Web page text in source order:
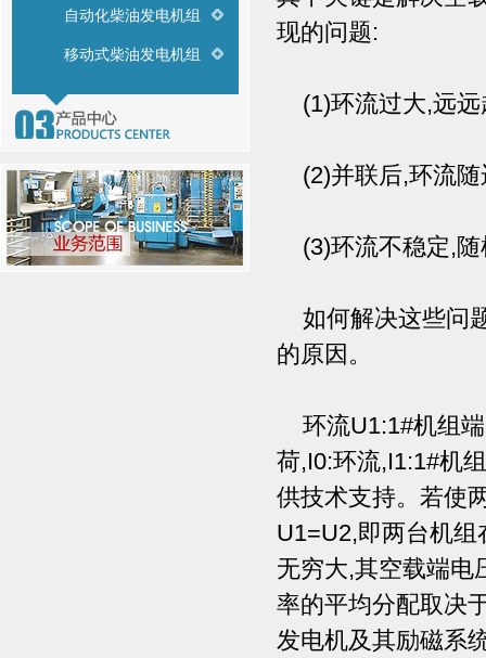
自动化柴油发电机组
移动式柴油发电机组
现的问题:
(1)环流过大,远远
(2)并联后,环流随
(3)环流不稳定,随
如何解决这些问
的原因。
环流U1:1#机组端
荷,I0:环流,I1:1#机
供技术支持。若使
U1=U2,即两台机
无穷大,其空载端电
率的平均分配取决
发电机及其励磁系